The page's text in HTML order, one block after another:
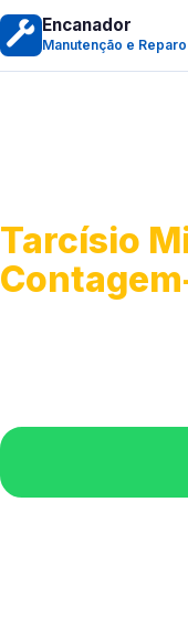
Encanador
Manutenção e
Tarcísio